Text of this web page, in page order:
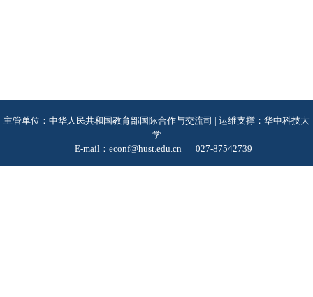
主管单位：中华人民共和国教育部国际合作与交流司 | 运维支撑：华中科技大
学
E-mail：econf@hust.edu.cn
027-87542739